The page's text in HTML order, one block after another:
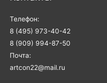
Телефон:
8 (495) 973-40-42
8 (909) 994-87-50
Почта:
artcon22@mail.ru